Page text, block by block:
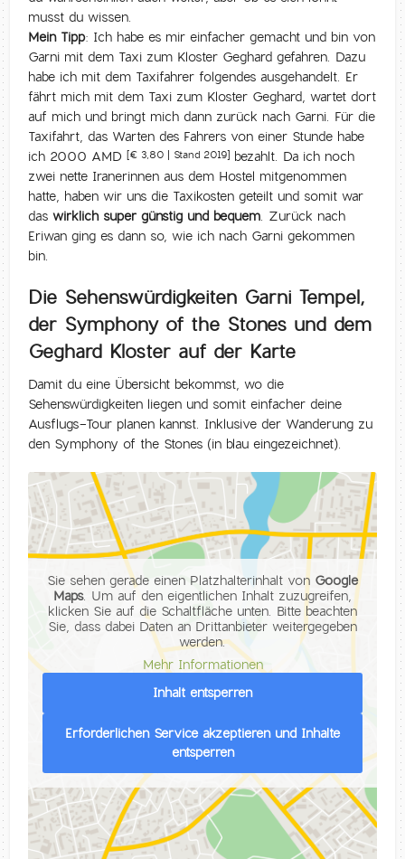
musst du wissen.
Mein Tipp: Ich habe es mir einfacher gemacht und bin von
Garni mit dem Taxi zum Kloster Geghard gefahren. Dazu
habe ich mit dem Taxifahrer folgendes ausgehandelt. Er
fährt mich mit dem Taxi zum Kloster Geghard, wartet dort
auf mich und bringt mich dann zurück nach Garni. Für die
Taxifahrt, das Warten des Fahrers von einer Stunde habe
ich 2000 AMD [€ 3,80 | Stand 2019]
bezahlt. Da ich noch
zwei nette Iranerinnen aus dem Hostel mitgenommen
hatte, haben wir uns die Taxikosten geteilt und somit war
daswirklich super günstig und bequem. Zurück nach
Eriwan ging es dann so, wie ich nach Garni gekommen
bin.
Die Sehenswürdigkeiten Garni Tempel,
der Symphony of the Stones und dem
Geghard Kloster auf der Karte
Damit du eine Übersicht bekommst, wo die
Sehenswürdigkeiten liegen und somit einfacher deine
Ausflugs-Tour planen kannst. Inklusive der Wanderung zu
den Symphony of the Stones (in blau eingezeichnet).
Sie sehen gerade einen Platzhalterinhalt von Google
Maps. Um auf den eigentlichen Inhalt zuzugreifen,
klicken Sie auf die Schaltfläche unten. Bitte beachten
Sie, dass dabei Daten an Drittanbieter weitergegeben
werden.
Mehr Informationen
Inhalt entsperren
Erforderlichen Service akzeptieren und Inhalte
entsperren